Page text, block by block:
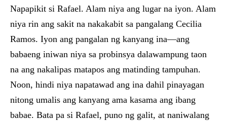
Napapikit si Rafael. Alam niya ang lugar na iyon. Alam
niya rin ang sakit na nakakabit sa pangalang Cecilia
Ramos. Iyon ang pangalan ng kanyang ina—ang
babaeng iniwan niya sa probinsya dalawampung taon
na ang nakalipas matapos ang matinding tampuhan.
Noon, hindi niya napatawad ang ina dahil pinayagan
nitong umalis ang kanyang ama kasama ang ibang
babae. Bata pa si Rafael, puno ng galit, at naniwalang